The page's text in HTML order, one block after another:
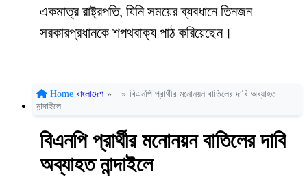
একমাত্র রাষ্ট্রপতি, যিনি সময়ের ব্যবধানে তিনজন
সরকারপ্রধানকে শপথবাক্য পাঠ করিয়েছেন।
Home বাংলাদেশ » » বিএনপি প্রার্থীর মনোনয়ন বাতিলের দাবি অব্যাহত
নান্দাইলে
বিএনপি প্রার্থীর মনোনয়ন বাতিলের দাবি
অব্যাহত নান্দাইলে